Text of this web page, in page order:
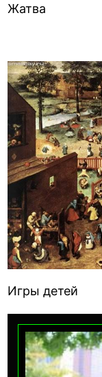
Жатва
Игры детей